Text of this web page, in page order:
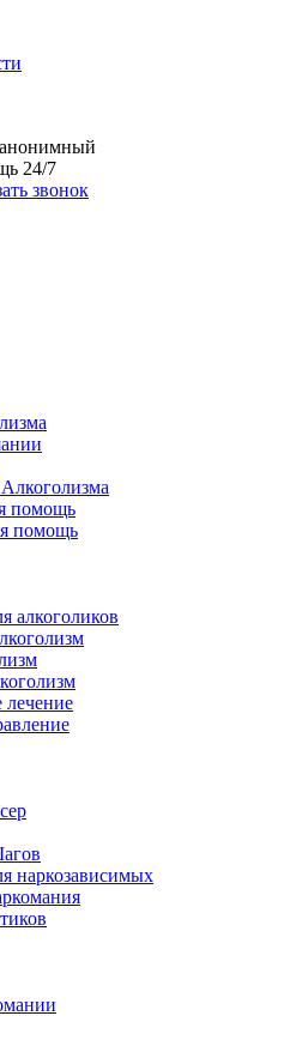
24/7
звонок
помощь
помощь
алкоголиков
лечение
наркозависимых